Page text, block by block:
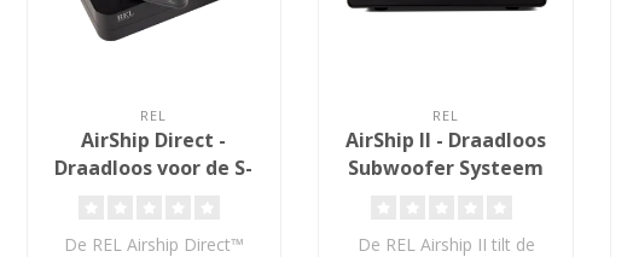
REL
AirShip Direct -
Draadloos voor de S-
De REL Airship Direct™
REL
AirShip II - Draadloos
Subwoofer Systeem
De REL Airship II tilt de